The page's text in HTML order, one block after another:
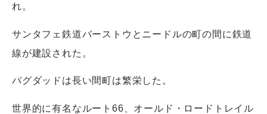
れ。
サンタフェ鉄道バーストウとニードルの町の間に鉄道
線が建設された。
バグダッドは長い間町は繁栄した。
世界的に有名なルート66、オールド・ロードトレイル